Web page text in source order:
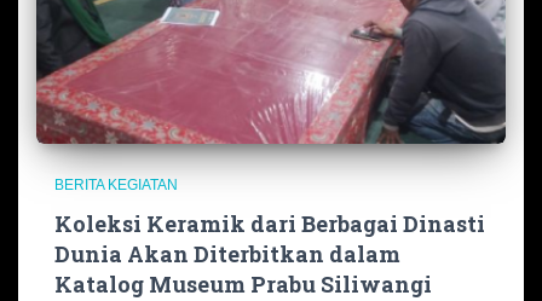
BERITA KEGIATAN
Koleksi Keramik dari Berbagai Dinasti
Dunia Akan Diterbitkan dalam
Katalog Museum Prabu Siliwangi